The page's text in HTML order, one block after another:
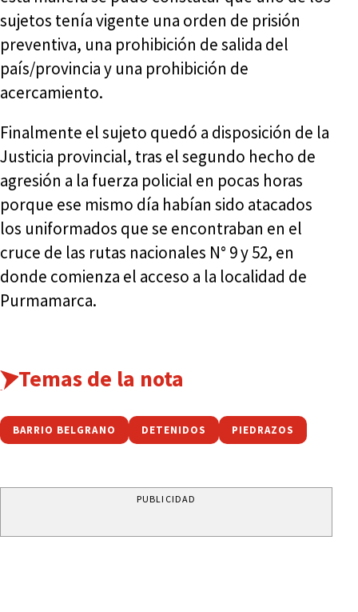
sujetos tenía vigente una orden de prisión
preventiva, una prohibición de salida del
país/provincia y una prohibición de
acercamiento.
Finalmente el sujeto quedó a disposición de la
Justicia provincial, tras el segundo hecho de
agresión a la fuerza policial en pocas horas
porque ese mismo día habían sido atacados
los uniformados que se encontraban en el
cruce de las rutas nacionales N° 9 y 52, en
donde comienza el acceso a la localidad de
Purmamarca.
Temas de la nota
BARRIO BELGRANO DETENIDOS PIEDRAZOS
PUBLICIDAD